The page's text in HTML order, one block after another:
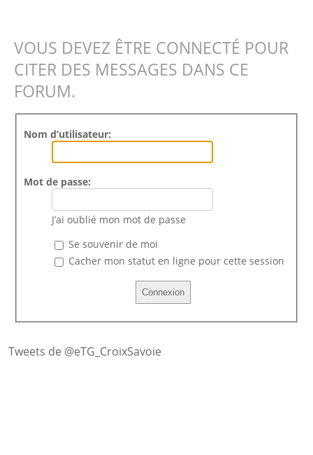
VOUS DEVEZ ÊTRE CONNECTÉ POUR
CITER DES MESSAGES DANS CE
FORUM.
Nom d’utilisateur:
Mot de passe:
J’ai oublié mon mot de passe
Se souvenir de moi
Cacher mon statut en ligne pour cette session
Tweets de @eTG_CroixSavoie